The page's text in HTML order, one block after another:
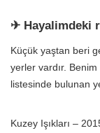
✈ Hayalimdeki
Küçük yaştan beri
yerler vardır.
listesinde bulunan
Kuzey Işıkları –